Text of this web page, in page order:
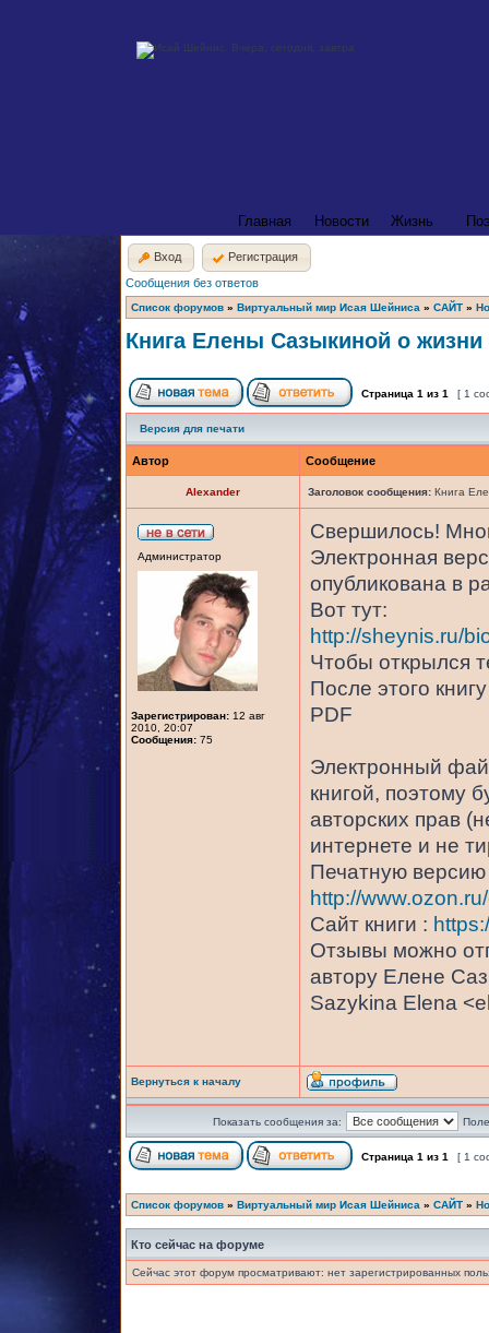
Главная Новости Жизнь
Вход
Регистрация
Сообщения без ответов
Список форумов » Виртуальный мир Исая Шейниса » САЙТ »
Книга Елены Сазыкиной о
Страница 1 из 1 [ 1
Версия для печати
Автор Сообщение
Alexander Заголовок сообщения: Книга
Администратор
Зарегистрирован: 12 авг
2010, 20:07
Сообщения: 75
Свершилось!
Электронная
опубликована в
Вот тут:
http://sheynis.ru/
Чтобы открылся
После этого
PDF
Электронный
книгой, поэтому
авторских прав
интернете и не
Печатную версию
http://
Сайт книги :
Отзывы можно
автору Елене
Sazykina Elena
Вернуться к началу
Показать сообщения за:
Страница 1 из 1 [ 1
Список форумов » Виртуальный мир Исая Шейниса » САЙТ »
Кто сейчас на форуме
Сейчас этот форум просматривают: нет зарегистрированных